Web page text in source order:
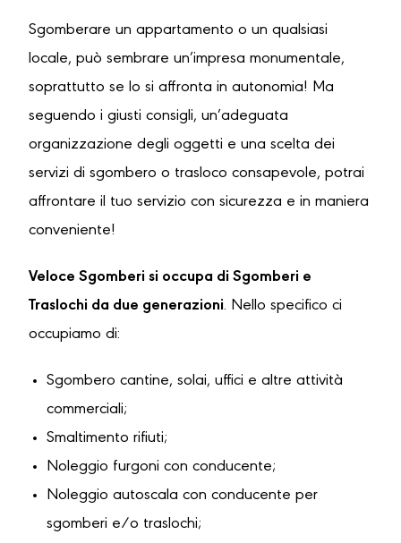
Sgomberare un appartamento o un qualsiasi
locale, può sembrare un’impresa monumentale,
soprattutto se lo si affronta in autonomia! Ma
seguendo i giusti consigli, un’adeguata
organizzazione degli oggetti e una scelta dei
servizi di sgombero o trasloco consapevole, potrai
affrontare il tuo servizio con sicurezza e in maniera
conveniente!
Veloce Sgomberi si occupa di Sgomberi e
Traslochi da due generazioni. Nello specifico ci
occupiamo di:
Sgombero cantine, solai, uffici e altre attività
commerciali;
Smaltimento rifiuti;
Noleggio furgoni con conducente;
Noleggio autoscala con conducente per
sgomberi e/o traslochi;